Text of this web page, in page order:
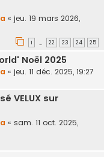
« jeu. 19 mars 2026,
1 … 22 23 24 25
Noël 2025
« jeu. 11 déc. 2025, 19:27
VELUX sur
« sam. 11 oct. 2025,